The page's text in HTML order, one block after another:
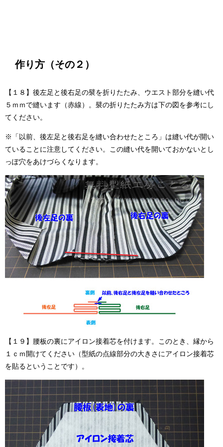
作り方（その２）
【１８】後左足と後右足の襞を折りたたみ、ウエスト部分を縫い代
５ｍｍで縫います（赤線）。襞の折りたたみ方は下の図を参考にし
てください。
※「以前、後左足と後右足を縫い合わせたところ」は縫い代が開い
ていることに注意してください。この縫い代を開いておかないとし
っぽ穴をあけづらくなります。
【１９】腰板の裏にアイロン接着芯を付けます。このとき、縁から
１ｃｍ開けてください（型紙の点線部分の大きさにアイロン接着芯
を貼るということです）。